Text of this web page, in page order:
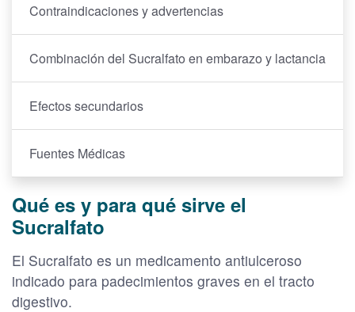
Contraindicaciones y advertencias
Combinación del Sucralfato en embarazo y lactancia
Efectos secundarios
Fuentes Médicas
Qué es y para qué sirve el
Sucralfato
El Sucralfato es un medicamento antiulceroso
indicado para padecimientos graves en el tracto
digestivo.